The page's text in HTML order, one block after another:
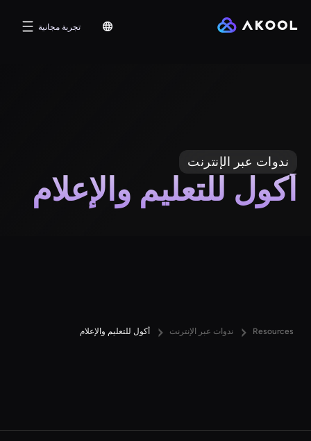
تجربة مجانية
ندوات عبر الإنترنت
أكول للتعليم والإعلام
Resources ندوات عبر الإنترنت أكول للتعليم والإعلام